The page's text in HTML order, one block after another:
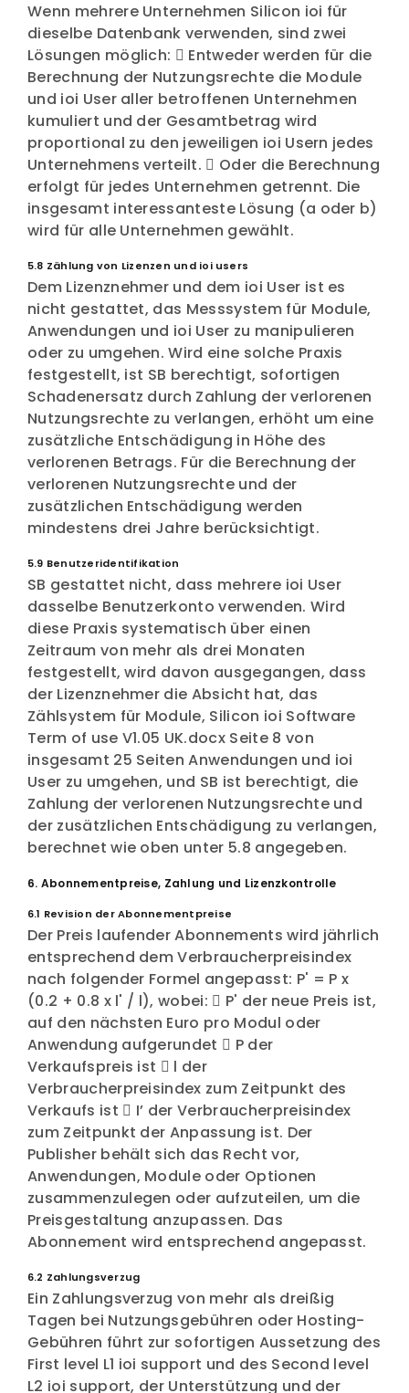
Wenn mehrere Unternehmen Silicon ioi für
dieselbe Datenbank verwenden, sind zwei
Lösungen möglich:  Entweder werden für die
Berechnung der Nutzungsrechte die Module
und ioi User aller betroffenen Unternehmen
kumuliert und der Gesamtbetrag wird
proportional zu den jeweiligen ioi Usern jedes
Unternehmens verteilt.  Oder die Berechnung
erfolgt für jedes Unternehmen getrennt. Die
insgesamt interessanteste Lösung (a oder b)
wird für alle Unternehmen gewählt.
5.8 Zählung von Lizenzen und ioi users
Dem Lizenznehmer und dem ioi User ist es
nicht gestattet, das Messsystem für Module,
Anwendungen und ioi User zu manipulieren
oder zu umgehen. Wird eine solche Praxis
festgestellt, ist SB berechtigt, sofortigen
Schadenersatz durch Zahlung der verlorenen
Nutzungsrechte zu verlangen, erhöht um eine
zusätzliche Entschädigung in Höhe des
verlorenen Betrags. Für die Berechnung der
verlorenen Nutzungsrechte und der
zusätzlichen Entschädigung werden
mindestens drei Jahre berücksichtigt.
5.9 Benutzeridentifikation
SB gestattet nicht, dass mehrere ioi User
dasselbe Benutzerkonto verwenden. Wird
diese Praxis systematisch über einen
Zeitraum von mehr als drei Monaten
festgestellt, wird davon ausgegangen, dass
der Lizenznehmer die Absicht hat, das
Zählsystem für Module, Silicon ioi Software
Term of use V1.05 UK.docx Seite 8 von
insgesamt 25 Seiten Anwendungen und ioi
User zu umgehen, und SB ist berechtigt, die
Zahlung der verlorenen Nutzungsrechte und
der zusätzlichen Entschädigung zu verlangen,
berechnet wie oben unter 5.8 angegeben.
6. Abonnementpreise, Zahlung und Lizenzkontrolle
6.1 Revision der Abonnementpreise
Der Preis laufender Abonnements wird jährlich
entsprechend dem Verbraucherpreisindex
nach folgender Formel angepasst: P' = P x
(0.2 + 0.8 x l' / l), wobei:  P' der neue Preis ist,
auf den nächsten Euro pro Modul oder
Anwendung aufgerundet  P der
Verkaufspreis ist  l der
Verbraucherpreisindex zum Zeitpunkt des
Verkaufs ist  I’ der Verbraucherpreisindex
zum Zeitpunkt der Anpassung ist. Der
Publisher behält sich das Recht vor,
Anwendungen, Module oder Optionen
zusammenzulegen oder aufzuteilen, um die
Preisgestaltung anzupassen. Das
Abonnement wird entsprechend angepasst.
6.2 Zahlungsverzug
Ein Zahlungsverzug von mehr als dreißig
Tagen bei Nutzungsgebühren oder Hosting-
Gebühren führt zur sofortigen Aussetzung des
First level L1 ioi support und des Second level
L2 ioi support, der Unterstützung und der